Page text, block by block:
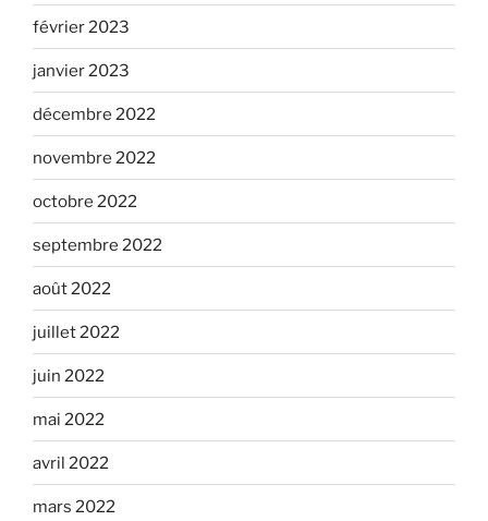
février 2023
janvier 2023
décembre 2022
novembre 2022
octobre 2022
septembre 2022
août 2022
juillet 2022
juin 2022
mai 2022
avril 2022
mars 2022